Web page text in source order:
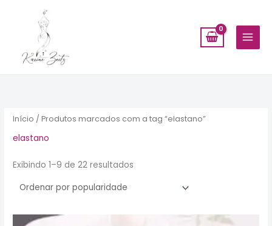
conteúdo
Início / Produtos marcados com a tag “elastano”
elastano
Exibindo 1–9 de 22 resultados
Este